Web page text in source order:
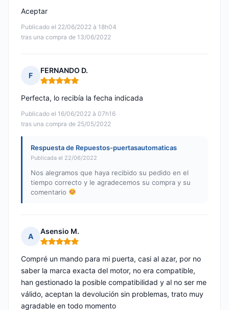
Publicado el 22/06/2022 à 18h04
tras una compra de 13/06/2022
Aceptar
F
FERNANDO D.
Nota: 5 de 5
Publicado el 16/06/2022 à 07h16
tras una compra de 25/05/2022
Perfecta, lo recibía la fecha indicada
Respuesta de Repuestos-puertasautomaticas
Publicada el 22/06/2022
Nos alegramos que haya recibido su pedido en el
tiempo correcto y le agradecemos su compra y su
comentario
A
Asensio M.
Nota: 5 de 5
Compré un mando para mi puerta, casi al azar, por no
saber la marca exacta del motor, no era compatible,
han gestionado la posible compatibilidad y al no ser me
válido, aceptan la devolución sin problemas, trato muy
agradable en todo momento